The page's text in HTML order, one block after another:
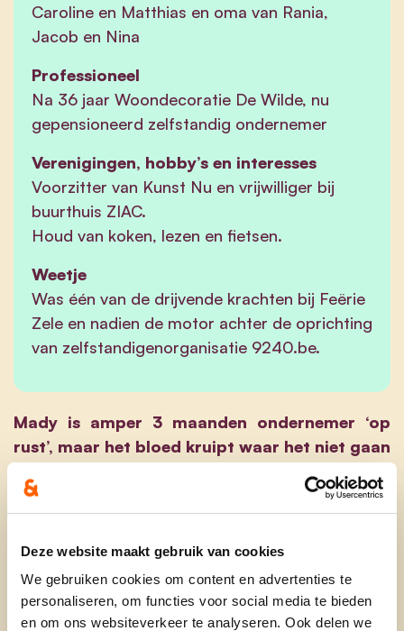
Deze website maakt gebruik van cookies
We gebruiken cookies om content en advertenties te
personaliseren, om functies voor social media te bieden
en om ons websiteverkeer te analyseren. Ook delen we
Caroline en Matthias en oma van Rania,
Jacob en Nina
Professioneel
Na 36 jaar Woondecoratie De Wilde, nu
gepensioneerd zelfstandig ondernemer
Verenigingen, hobby’s en interesses
Voorzitter van Kunst Nu en vrijwilliger bij
buurthuis ZIAC.
Houd van koken, lezen en fietsen.
Weetje
Was één van de drijvende krachten bij Feërie
Zele en nadien de motor achter de oprichting
van zelfstandigenorganisatie 9240.be.
Mady is amper 3 maanden ondernemer ‘op
rust’, maar het bloed kruipt waar het niet gaan
uitdagingen waar lokale ondernemers voor
staan. Steeds nieuwe trends, online-verkoop,
nieuwe klantenprofielen, de nood aan een
… Maar er is meer. Veel meer.